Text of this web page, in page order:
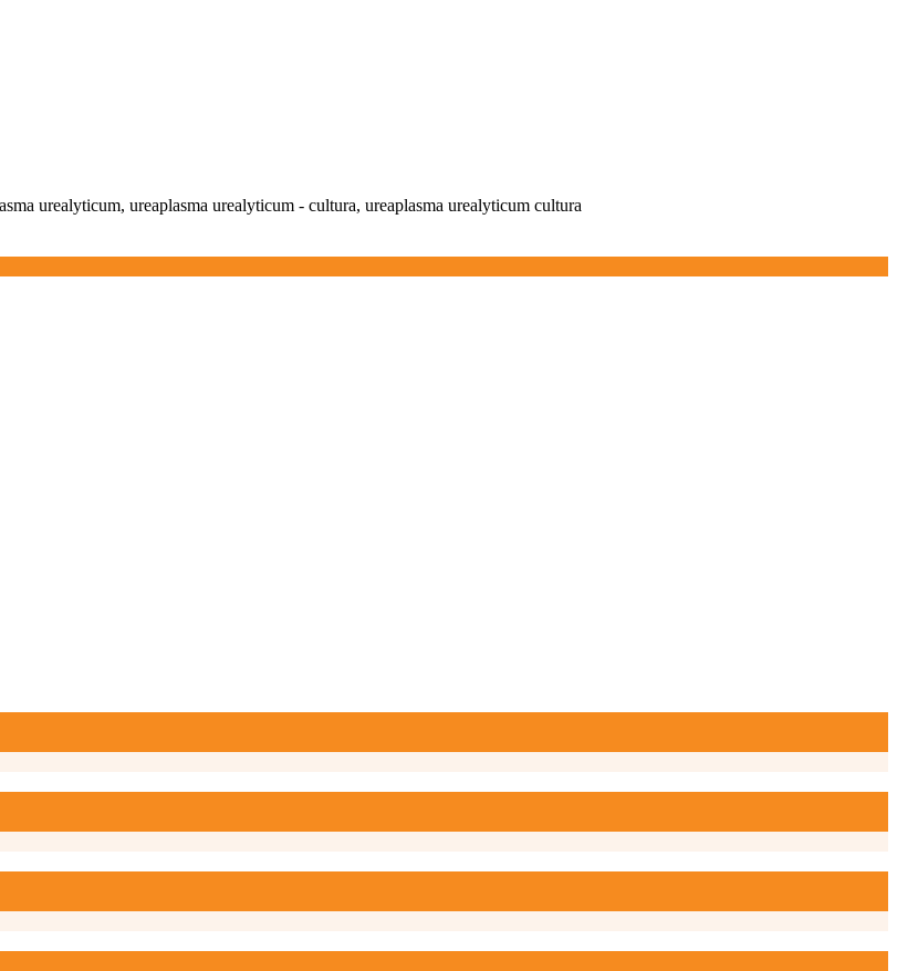
urealyticum, ureaplasma urealyticum - cultura, ureaplasma urealyticum cultura